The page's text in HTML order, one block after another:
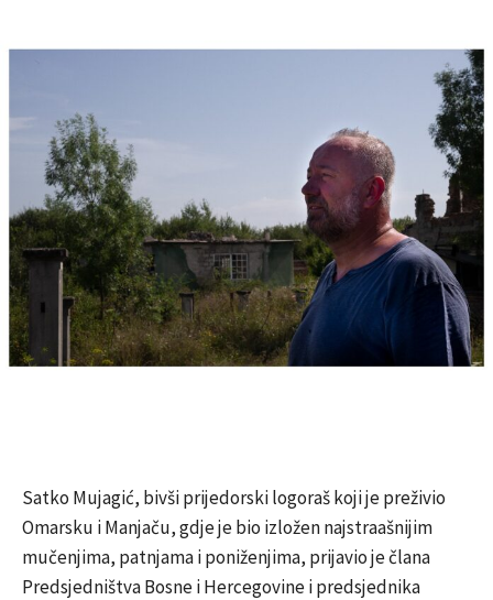
Satko Mujagić, bivši prijedorski logoraš koji je preživio
Omarsku i Manjaču, gdje je bio izložen najstraašnijim
mučenjima, patnjama i poniženjima, prijavio je člana
Predsjedništva Bosne i Hercegovine i predsjednika